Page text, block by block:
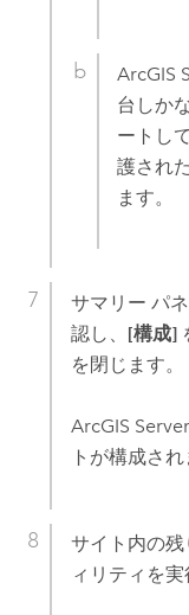
ArcGIS
台しか
ートし
護され
ます。
サマリー パ
認し、 [構成]
を閉じます。
ArcGIS Server
トが構成され
サイト内の
ィリティを実